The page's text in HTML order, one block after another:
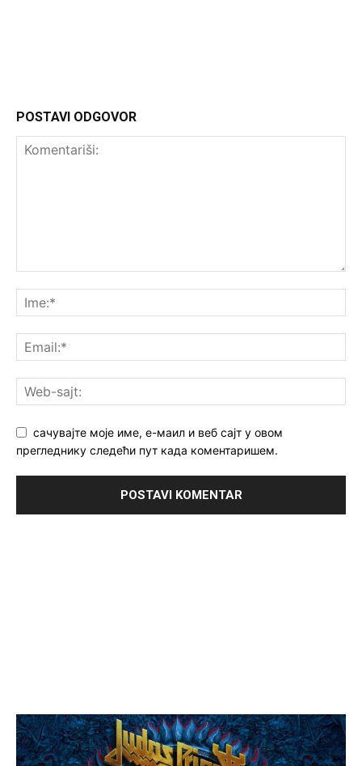
POSTAVI ODGOVOR
сачувајте моје име, е-маил и веб сајт у овом
прегледнику следећи пут када коментаришем.